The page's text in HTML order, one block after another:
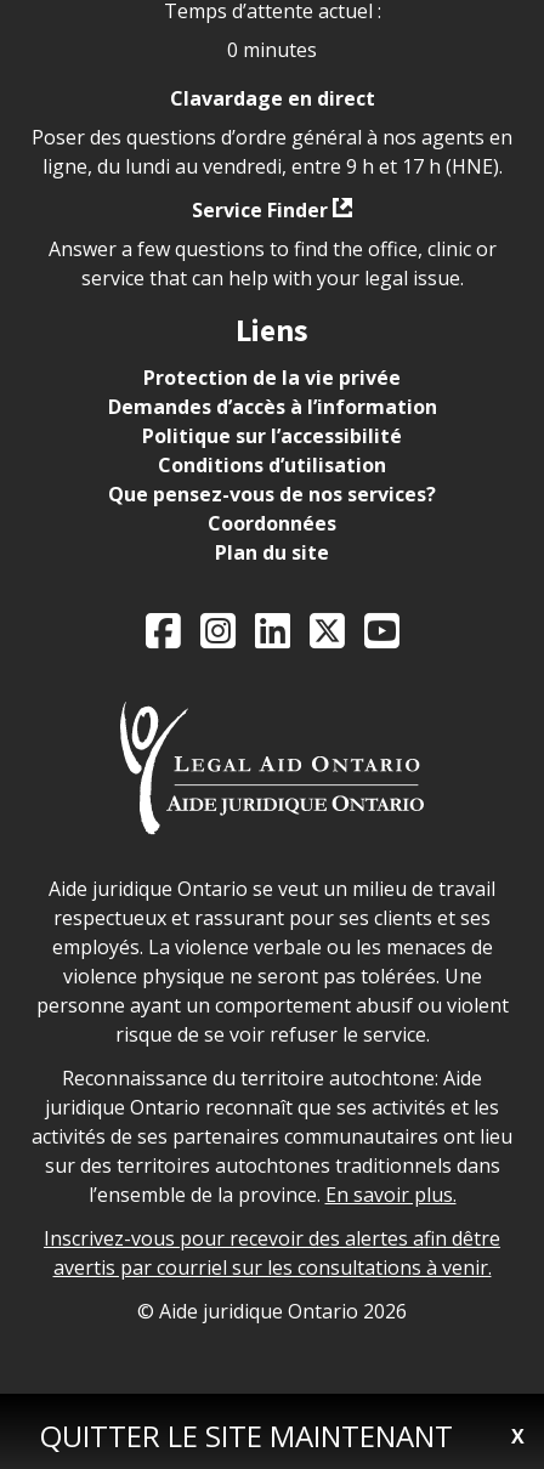
QUITTER LE SITE MAINTENANT X
Temps d’attente actuel :
0 minutes
Clavardage en direct
Poser des questions d’ordre général à nos agents en
ligne, du lundi au vendredi, entre 9 h et 17 h (HNE).
Service Finder
Answer a few questions to find the office, clinic or
service that can help with your legal issue.
Liens
Protection de la vie privée
Demandes d’accès à l’information
Politique sur l’accessibilité
Conditions d’utilisation
Que pensez-vous de nos services?
Coordonnées
Plan du site
Legal Aid Ontario
FacebookInstagram
LinkedIn
X YouTube
Déclaration sur la sécurité dans les locaux d'AJO.
Aide juridique Ontario se veut un milieu de travail
respectueux et rassurant pour ses clients et ses
employés. La violence verbale ou les menaces de
violence physique ne seront pas tolérées. Une
personne ayant un comportement abusif ou violent
risque de se voir refuser le service.
Legal Aid Ontario land acknowledgement
Reconnaissance du territoire autochtone: Aide
juridique Ontario reconnaît que ses activités et les
activités de ses partenaires communautaires ont lieu
sur des territoires autochtones traditionnels dans
l’ensemble de la province. En savoir plus.
Inscrivez-vous pour recevoir des alertes afin dêtre
avertis par courriel sur les consultations à venir.
Legal Aid Ontario copyright information
© Aide juridique Ontario 2026